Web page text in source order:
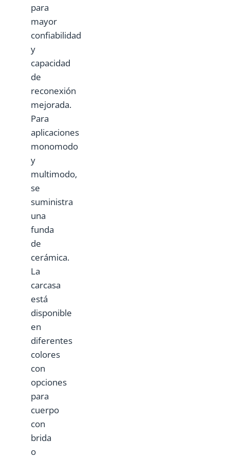
para
mayor
confiabilidad
y
capacidad
de
reconexión
mejorada.
Para
aplicaciones
monomodo
y
multimodo,
se
suministra
una
funda
de
cerámica.
La
carcasa
está
disponible
en
diferentes
colores
con
opciones
para
cuerpo
con
brida
o